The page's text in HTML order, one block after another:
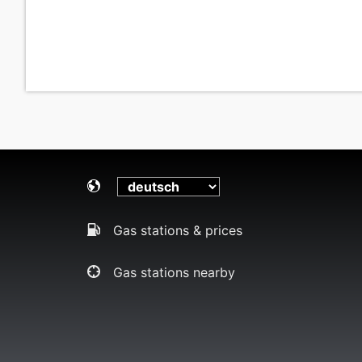
Gas stations & prices
Gas stations nearby